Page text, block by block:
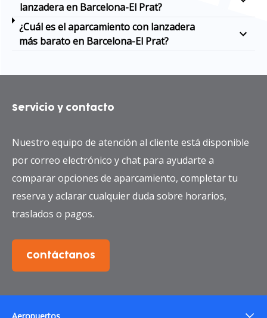
lanzadera en Barcelona-El Prat?
¿Cuál es el aparcamiento con lanzadera
más barato en Barcelona-El Prat?
Servicio y contacto
Nuestro equipo de atención al cliente está disponible
por correo electrónico y chat para ayudarte a
comparar opciones de aparcamiento, completar tu
reserva y aclarar cualquier duda sobre horarios,
traslados o pagos.
Contáctanos